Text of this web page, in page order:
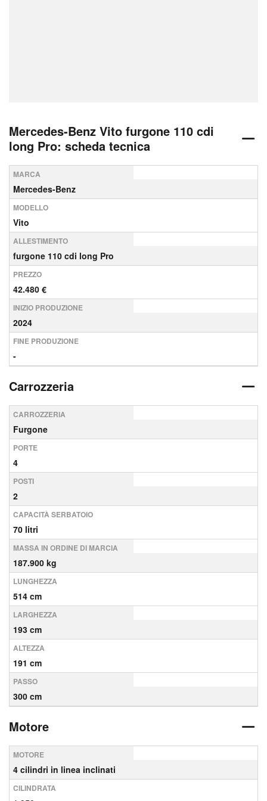
Mercedes-Benz Vito furgone 110 cdi
long Pro: scheda tecnica
MARCA
Mercedes-Benz
MODELLO
Vito
ALLESTIMENTO
furgone 110 cdi long Pro
PREZZO
42.480 €
INIZIO PRODUZIONE
2024
FINE PRODUZIONE
-
Carrozzeria
CARROZZERIA
Furgone
PORTE
4
POSTI
2
CAPACITÀ SERBATOIO
70 litri
MASSA IN ORDINE DI MARCIA
187.900 kg
LUNGHEZZA
514 cm
LARGHEZZA
193 cm
ALTEZZA
191 cm
PASSO
300 cm
Motore
MOTORE
4 cilindri in linea inclinati
CILINDRATA